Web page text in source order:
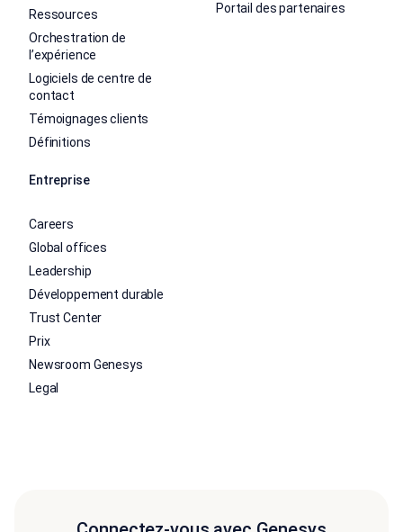
Ressources
Orchestration de
l’expérience
Logiciels de centre de
contact
Témoignages clients
Définitions
Portail des partenaires
Entreprise
Careers
Global offices
Leadership
Développement durable
Trust Center
Prix
Newsroom Genesys
Legal